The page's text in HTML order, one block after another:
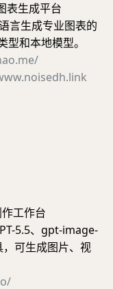
表生成平台
言生成专业图表的
和本地模型。
工作台
5.5、gpt-image-
可生成图片、视